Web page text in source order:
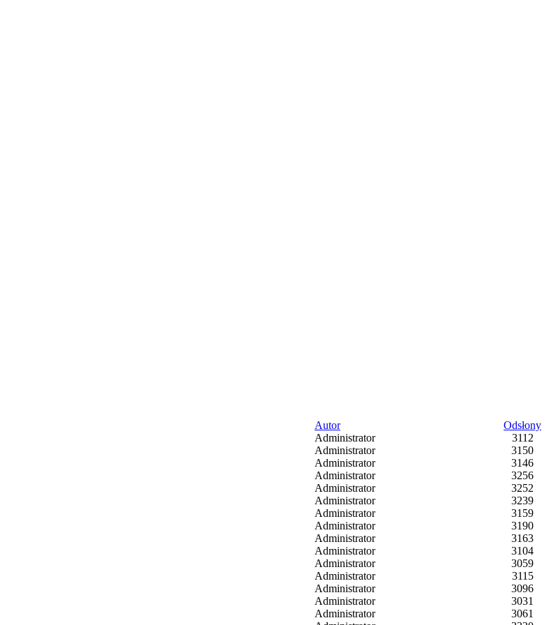
Autor
Odsłony
Administrator
3112
Administrator
3150
Administrator
3146
Administrator
3256
Administrator
3252
Administrator
3239
Administrator
3159
Administrator
3190
Administrator
3163
Administrator
3104
Administrator
3059
Administrator
3115
Administrator
3096
Administrator
3031
Administrator
3061